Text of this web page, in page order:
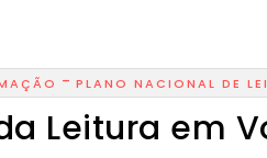
- PLANO NACIONAL DE
Leitura em